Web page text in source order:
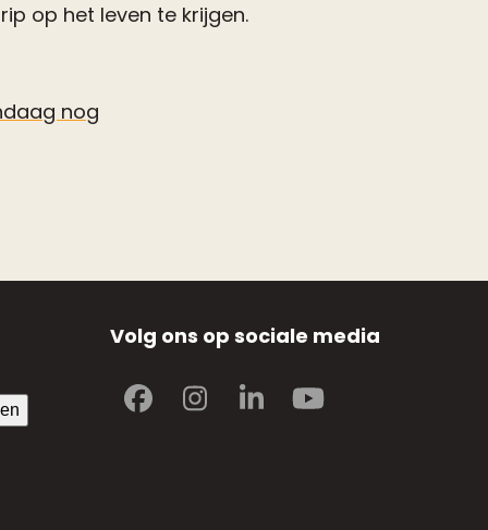
op het leven te krijgen.
nog
Volg ons op sociale media
Facebook
Instagram
LinkedInYouTube